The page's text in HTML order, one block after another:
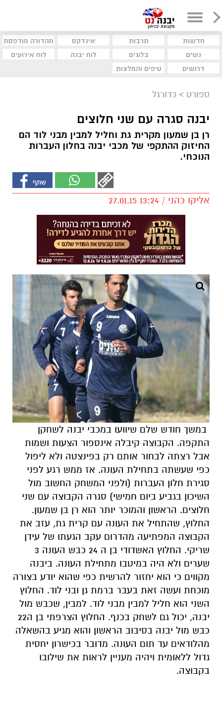
חדשות תרבות אינדקס
מהדורה מודפסת
נשים
בלוגים לוח יבנה
לוח אירועים
דרושים
טיפים והמלצות
ספורט > כדורגל
יבנה סגרה עם שני חלוצים
רן בן שמעון מקרית גת וחליל למבין מבני לוד הם
החיזוק ההתקפי של מכבי יבנה בחלון העברות
הנוכחי.
אליקו כהני / 13:24 27.01.15
במשך חודש שלם שיוועו במכבי יבנה לשחקן
התקפה. הקבוצה קיבלה אינספור הצעות ושמות
אבל רצתה לבחור אותם רק בפינצטה ולא ליפול
כפי שעשתה בתחילת העונה. אז ממש רגע לפני
סגירת חלון העברות (ולפני המשחק החשוב מול
השיכון בגביע ביום חמישי) סגרה הקבוצה עם שני
חלוצים. הראשון והמוכר יותר הוא רן בן שמעון.
החלוץ, שהתחיל את העונה עם קרית גת, עזב את
הקבוצה המפתיעה מהדרום עקב הגעתו של עידן
שריקי. החלוץ האשדודי בן ה 24 כבש העונה 3
שערים ולא היה במיטבו מתחילת העונה. ביבנה
מקווים כי הוא יחזור להרשית כפי שהוא יודע בצורה
מוכחת ועשה זאת בעבר ברמת גן ובני לוד. החלוץ
השני הוא חליל למבין מבני לוד. למבין, שכבש מול
יבנה, יכול גם לשחק בכנף. החלוץ הצרפתי בן ה22
כבש מול יבנה בסיבוב הראשון והוא מגיע בהשאלה
מהלודאים עד תום העונה. מדובר בכישרון יחסית
גדול ללאומית ויהיה מעניין לראות את שילובו
בקבוצה.